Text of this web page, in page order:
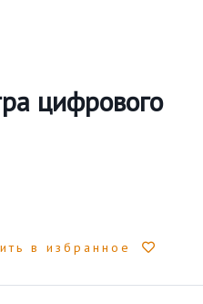
цифрового
в избранное